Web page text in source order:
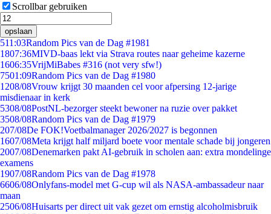
Scrollbar gebruiken
opslaan
511:03Random Pics van de Dag #1981
1807:36MIVD-baas lekt via Strava routes naar geheime kazerne
1606:35VrijMiBabes #316 (not very sfw!)
7501:09Random Pics van de Dag #1980
1208/08Vrouw krijgt 30 maanden cel voor afpersing 12-jarige
misdienaar in kerk
5308/08PostNL-bezorger steekt bewoner na ruzie over pakket
3508/08Random Pics van de Dag #1979
207/08De FOK!Voetbalmanager 2026/2027 is begonnen
1607/08Meta krijgt half miljard boete voor mentale schade bij jongeren
2007/08Denemarken pakt AI-gebruik in scholen aan: extra mondelinge
examens
1907/08Random Pics van de Dag #1978
6606/08Onlyfans-model met G-cup wil als NASA-ambassadeur naar
maan
2506/08Huisarts per direct uit vak gezet om ernstig alcoholmisbruik